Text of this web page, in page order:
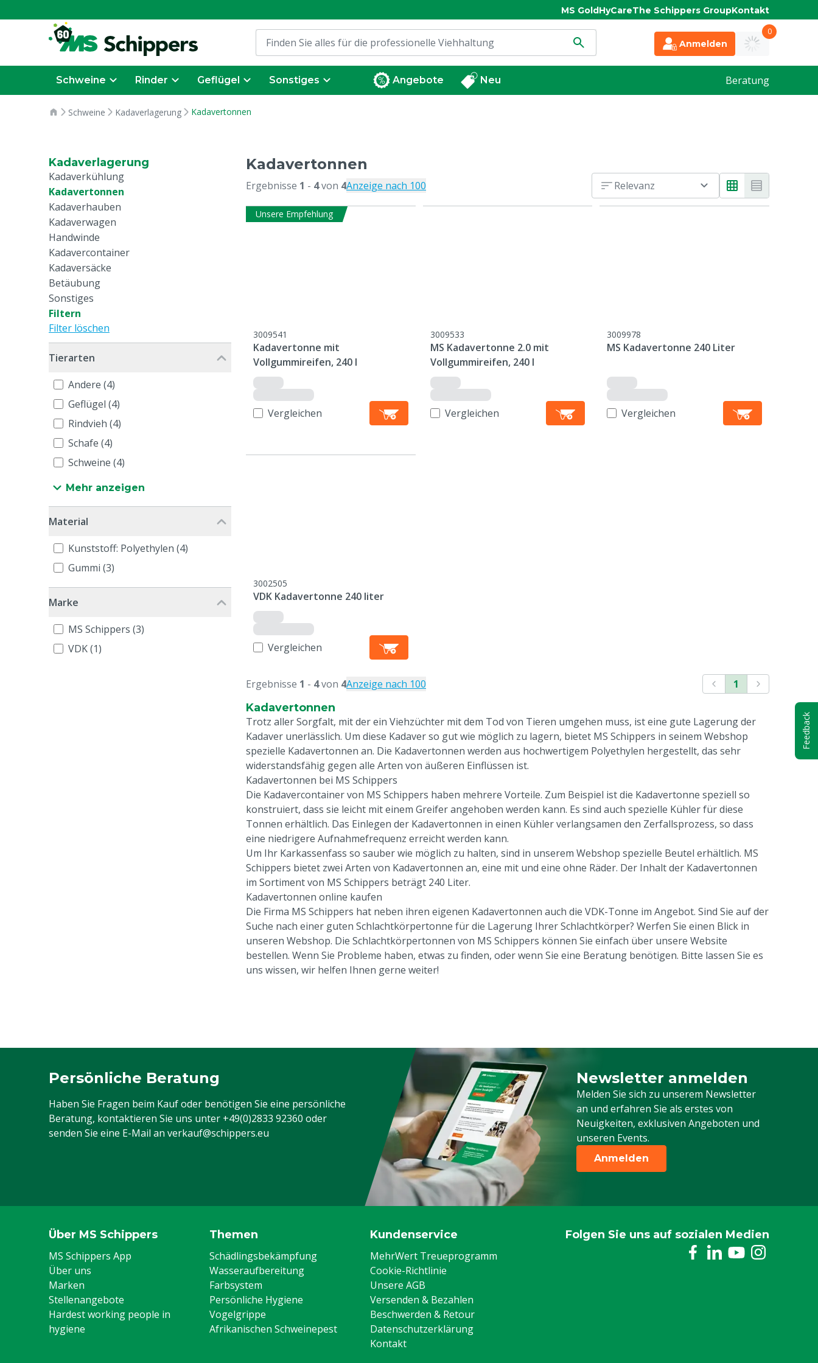
MS GoldHyCareThe Schippers GroupKontakt
Anmelden
0
Schweine Rinder Geflügel Sonstiges Angebote Neu Beratung
Schweine Kadaverlagerung Kadavertonnen
Kadaverlagerung
Kadaverkühlung
Kadavertonnen
Kadaverhauben
Kadaverwagen
Handwinde
Kadavercontainer
Kadaversäcke
Betäubung
Sonstiges
Filtern
Filter löschen
Tierarten
Andere (4)
Geflügel (4)
Rindvieh (4)
Schafe (4)
Schweine (4)
Mehr anzeigen
Material
Kunststoff: Polyethylen (4)
Gummi (3)
Marke
MS Schippers (3)
VDK (1)
Kadavertonnen
Ergebnisse 1 - 4von 4Anzeige nach 100 Relevanz
Unsere Empfehlung
3009541
Kadavertonne mit
Vollgummireifen, 240 l
Vergleichen
3009533
MS Kadavertonne 2.0 mit
Vollgummireifen, 240 l
Vergleichen
3009978
MS Kadavertonne 240 Liter
Vergleichen
3002505
VDK Kadavertonne 240 liter
Vergleichen
Ergebnisse 1 - 4von 4Anzeige nach 100
1
Kadavertonnen
Trotz aller Sorgfalt, mit der ein Viehzüchter mit dem Tod von Tieren umgehen muss, ist eine gute Lagerung der
Kadaver unerlässlich. Um diese Kadaver so gut wie möglich zu lagern, bietet MS Schippers in seinem Webshop
spezielle Kadavertonnen an. Die Kadavertonnen werden aus hochwertigem Polyethylen hergestellt, das sehr
widerstandsfähig gegen alle Arten von äußeren Einflüssen ist.
Kadavertonnen bei MS Schippers
Die Kadavercontainer von MS Schippers haben mehrere Vorteile. Zum Beispiel ist die Kadavertonne speziell so
konstruiert, dass sie leicht mit einem Greifer angehoben werden kann. Es sind auch spezielle Kühler für diese
Tonnen erhältlich. Das Einlegen der Kadavertonnen in einen Kühler verlangsamen den Zerfallsprozess, so dass
eine niedrigere Aufnahmefrequenz erreicht werden kann.
Um Ihr Karkassenfass so sauber wie möglich zu halten, sind in unserem Webshop spezielle Beutel erhältlich. MS
Schippers bietet zwei Arten von Kadavertonnen an, eine mit und eine ohne Räder. Der Inhalt der Kadavertonnen
im Sortiment von MS Schippers beträgt 240 Liter.
Kadavertonnen online kaufen
Die Firma MS Schippers hat neben ihren eigenen Kadavertonnen auch die VDK-Tonne im Angebot. Sind Sie auf der
Suche nach einer guten Schlachtkörpertonne für die Lagerung Ihrer Schlachtkörper? Werfen Sie einen Blick in
unseren Webshop. Die Schlachtkörpertonnen von MS Schippers können Sie einfach über unsere Website
bestellen. Wenn Sie Probleme haben, etwas zu finden, oder wenn Sie eine Beratung benötigen. Bitte lassen Sie es
uns wissen, wir helfen Ihnen gerne weiter!
Persönliche Beratung
Haben Sie Fragen beim Kauf oder benötigen Sie eine persönliche
Beratung, kontaktieren Sie uns unter +49(0)2833 92360 oder
senden Sie eine E-Mail an verkauf@schippers.eu
Newsletter anmelden
Melden Sie sich zu unserem Newsletter
an und erfahren Sie als erstes von
Neuigkeiten, exklusiven Angeboten und
unseren Events.
Melden Sie sich für unseren Newsletter
Anmelden
Über MS Schippers
MS Schippers App
Über uns
Marken
Stellenangebote
Hardest working people in
hygiene
Themen
Schädlingsbekämpfung
Wasseraufbereitung
Farbsystem
Persönliche Hygiene
Vogelgrippe
Afrikanischen Schweinepest
Kundenservice
MehrWert Treueprogramm
Cookie-Richtlinie
Unsere AGB
Versenden & Bezahlen
Beschwerden & Retour
Datenschutzerklärung
Kontakt
Folgen Sie uns auf sozialen Medien
Feedback